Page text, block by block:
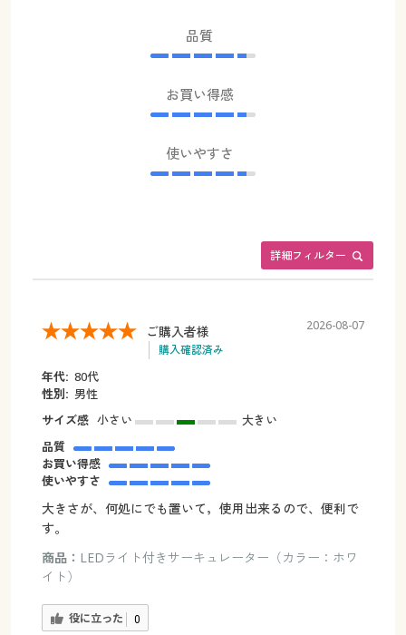
品質
お買い得感
使いやすさ
詳細フィルター
ご購入者様
購入確認済み
2026-08-07
年代: 80代
性別: 男性
サイズ感 小さい
大きい
品質
お買い得感
使いやすさ
大きさが、何処にでも置いて，使用出来るので、便利で
す。
商品： LEDライト付きサーキュレーター（カラー：ホワ
イト）
役に立った 0